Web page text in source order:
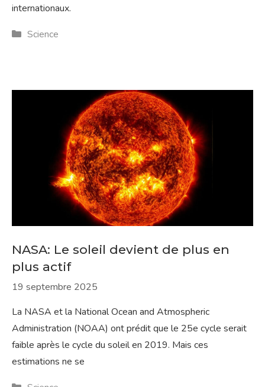
internationaux.
Catégories
Science
NASA: Le soleil devient de plus en
plus actif
19 septembre 2025
La NASA et la National Ocean and Atmospheric
Administration (NOAA) ont prédit que le 25e cycle serait
faible après le cycle du soleil en 2019. Mais ces
estimations ne se